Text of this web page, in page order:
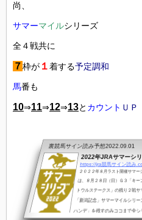
尚、
サマーマイルシリーズ
全４戦共に
７枠が １着する予定調和
馬番も
10⇒11⇒12⇒13と カウント ＵＰ
裏競馬サイン読み予想2022.09.01
2022年JRAサマーシ
https://jra競馬サイン読み
２０２２年８月ラスト開催サマ
は、８月２８日（日）Ｇ３「キー
トウルステークス」の残り２戦
「新潟記念」サマーマイルシリ
ハンデ」を残すのみココまで全